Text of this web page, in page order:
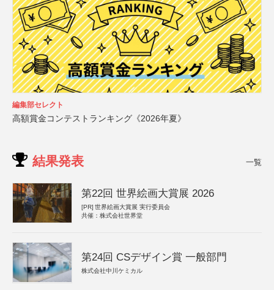
編集部セレクト
高額賞金コンテストランキング《2026年夏》
結果発表 一覧
第22回 世界絵画大賞展 2026
[PR] 世界絵画大賞展 実行委員会
共催：株式会社世界堂
第24回 CSデザイン賞 一般部門
株式会社中川ケミカル